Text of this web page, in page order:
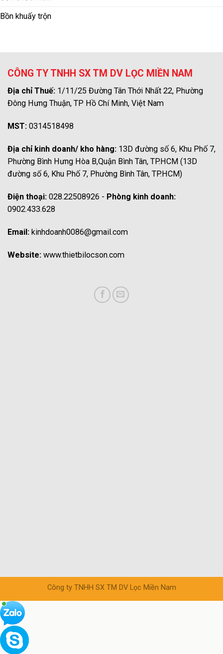
Bồn khuấy trộn
CÔNG TY TNHH SX TM DV LỌC MIỀN NAM
Địa chỉ Thuế: 1/11/25 Đường Tân Thới Nhất 22, Phường
Đông Hưng Thuận, TP Hồ Chí Minh, Việt Nam
MST: 0314518498
Địa chỉ kinh doanh/ kho hàng: 13D đường số 6, Khu Phố 7,
Phường Bình Hưng Hòa B,Quận Bình Tân, TP.HCM (13D
đường số 6, Khu Phố 7, Phường Bình Tân, TP.HCM)
Điện thoại: 028.22508926 - Phòng kinh doanh:
0902.433.628
Email: kinhdoanh0086@gmail.com
Website: www.thietbilocson.com
Công ty TNHH SX TM DV Lọc Miền Nam